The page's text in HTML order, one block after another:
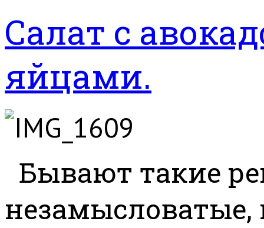
Салат с
яйцами.
Бывают такие
незамысловатые,